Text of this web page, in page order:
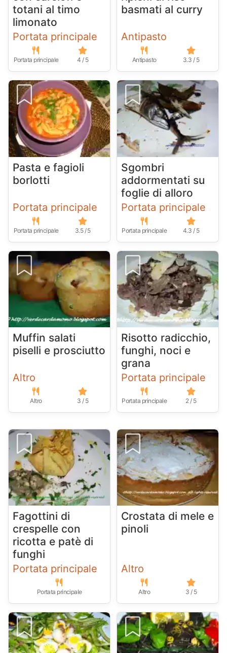
totani al timo
limonato
Portata principale
Portata principale 4 / 5
basmati al curry
Antipasto
Antipasto 3.3 / 5
Pasta e fagioli
borlotti
Portata principale
Portata principale 3.5 / 5
Sgombri
addormentati su
foglie di alloro
Portata principale
Portata principale 4.3 / 5
Muffin salati
piselli e prosciutto
Altro
Altro 3 / 5
Risotto radicchio,
funghi, noci e
grana
Portata principale
Portata principale 2 / 5
Fagottini di
crespelle con
ricotta e patè di
funghi
Portata principale
Portata principale
Crostata di mele e
pinoli
Altro
Altro 3 / 5